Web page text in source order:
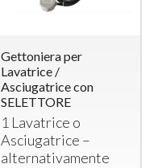
Gettoniera per
Lavatrice /
Asciugatrice con
SELETTORE
1 Lavatrice o
Asciugatrice –
alternativamente